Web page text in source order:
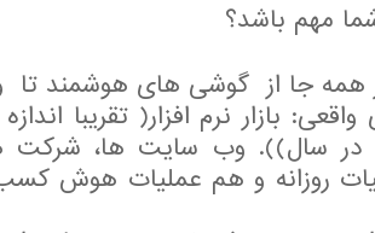
مهم باشد؟
همه جا از گوشی های هوشمند تا
دلار در سال)). وب سایت ها،
روزانه و هم عملیات هوش کسب